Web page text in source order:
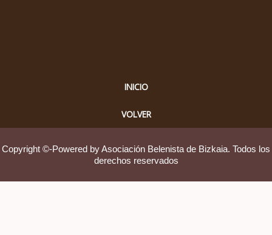
INICIO
VOLVER
Copyright ©-Powered by Asociación Belenista de Bizkaia. Todos los
derechos reservados